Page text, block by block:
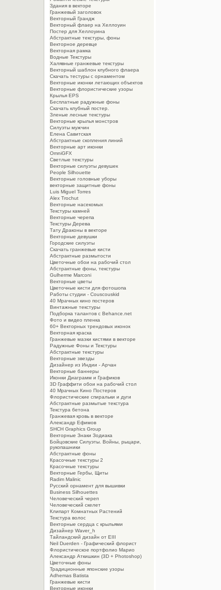
Здания в векторе
Гранжевый заголовок
Векторный Грандж
Векторный флаер на Хеллоуин
Постер для Хеллоуина
Абстрактные текстуры, фоны
Векторное деревце
Векторная рамка
Водные Текстуры
Халявные гранжевые текстуры
Векторный шаблон клубного флаера
Скачать тестуры с орнаментом
Векторные иконки летающих объектов
Векторные флористические узоры
Крылья EPS
Бесплатные радужные фоны
Скачать клубный постер.
Зленые лесные текстуры
Векторные крылья монстров
Силуэты мужчин
Елена Савитская
Абстрактные скопления линий
Векторные арт иконки
OmniGFX
Светлые текстуры
Векторные силуэты девушек
People Silhouette
Векторные головные уборы
векторные защитные фоны
Luis Miguel Torres
Alex Trochut
Векторные насекомых
Текстуры камней
Векторные черепа
Текстуры Дерева
Тату Драконы в векторе
Векторные девушки
Городские силуэты
Скачать гранжевые кисти
Абстрактные размытости
Цветочные обои на рабочий стол
Абстрактные фоны, текстуры
Gulherme Marconi
Векторные цветы
Цветочные кисти для фотошопа
Работы студии - Couscouskid
40 Мрачных кино постеров
Винтажные текстуры
Подборка талантов с Behance.net
Фото и видео пленка
60+ Векторных трендовых иконок
Векторная краска
Гранжевые мазки кистями в векторе
Радужные Фоны и Текстуры
Абстрактные текстуры
Векторные звезды
Дизайнер из Индии - Арчан
Векторные баннеры
Иконки Диаграмм и Графиков
3D Граффити обои на рабочий стол
40 Мрачных Кино Постеров
Флористические спиральки и дуги
Абстрактные размытые текстура
Текстура бетона
Гранжевая кровь в векторе
Александр Ефимов
SHCH Graphics Group
Векторные Знаки Зодиака
Бойцовские Силуэты. Войны, рыцари,
рукопашники
Абстрактные фоны
Красочные текстуры 2
Красочные текстуры
Векторные Гербы, Щиты
Radim Malinic
Русский орнамент для вышивки
Business Silhouettes
Человеческий череп
Человеческий скелет
Клипарт Комнатных Растений
Текстура волос
Векторные сердца с крыльями
Дизайнер Waver_h
Тайландский дизайн от EIII
Neil Duerden - Графический флорист
Флористическое портфолио Марио
Александр Аткишкин (3D + Photoshop)
Цветочные фоны
Традиционные японские узоры
Adhemas Batista
Гранжевые кисти
Векторные иконки